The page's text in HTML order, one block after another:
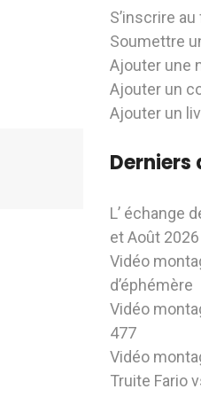
S’inscrire
Soumettre
Ajouter une
Ajouter un
Ajouter un
Derniers
L’ échange
et Août 2026
Vidéo
d’éphémère
Vidéo
477
Vidéo
Truite Fario